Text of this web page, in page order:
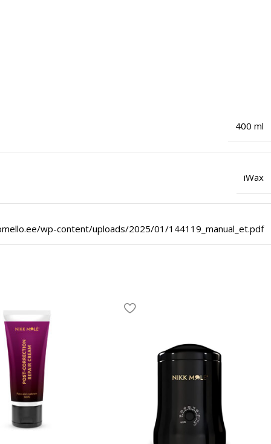
400 ml
iWax
wp-content/uploads/2025/01/144119_manual_et.pdf